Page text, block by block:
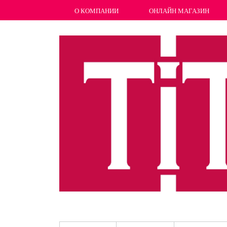
О КОМПАНИИ ОНЛАЙН МАГАЗИН